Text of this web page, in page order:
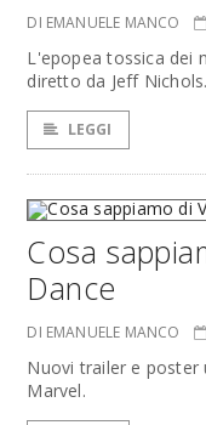
DI EMANUELE MANCO
L'epopea tossica dei
diretto da Jeff Nichols.
LEGGI
Cosa
Dance
DI EMANUELE MANCO
Nuovi trailer e poster
Marvel.